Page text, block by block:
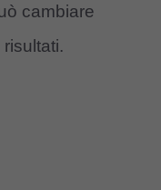
cambiare